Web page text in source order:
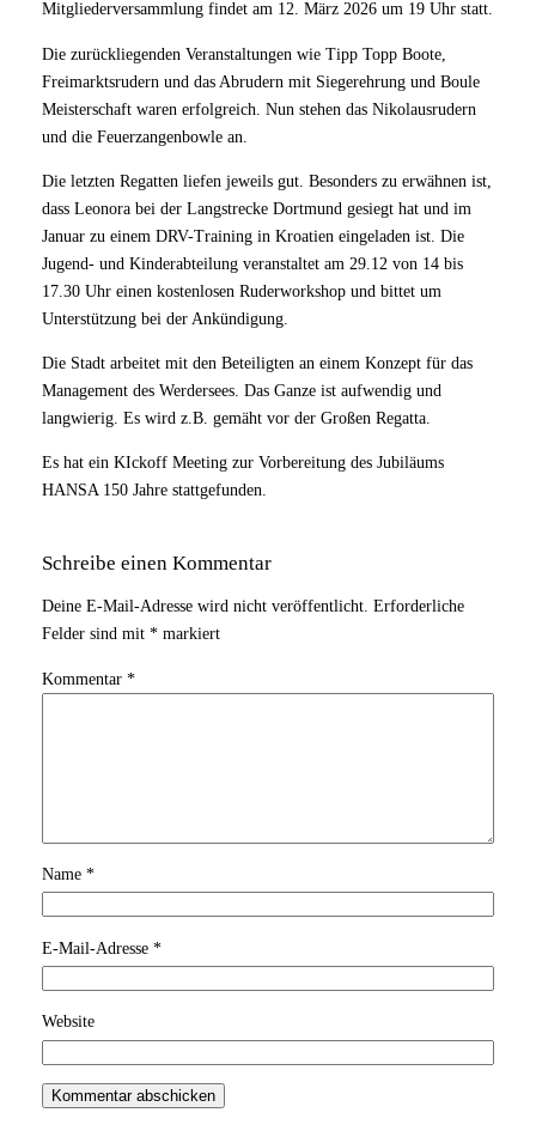
Mitgliederversammlung findet am 12. März 2026 um 19 Uhr statt.
Die zurückliegenden Veranstaltungen wie Tipp Topp Boote,
Freimarktsrudern und das Abrudern mit Siegerehrung und Boule
Meisterschaft waren erfolgreich. Nun stehen das Nikolausrudern
und die Feuerzangenbowle an.
Die letzten Regatten liefen jeweils gut. Besonders zu erwähnen ist,
dass Leonora bei der Langstrecke Dortmund gesiegt hat und im
Januar zu einem DRV-Training in Kroatien eingeladen ist. Die
Jugend- und Kinderabteilung veranstaltet am 29.12 von 14 bis
17.30 Uhr einen kostenlosen Ruderworkshop und bittet um
Unterstützung bei der Ankündigung.
Die Stadt arbeitet mit den Beteiligten an einem Konzept für das
Management des Werdersees. Das Ganze ist aufwendig und
langwierig. Es wird z.B. gemäht vor der Großen Regatta.
Es hat ein KIckoff Meeting zur Vorbereitung des Jubiläums
HANSA 150 Jahre stattgefunden.
Schreibe einen Kommentar
Deine E-Mail-Adresse wird nicht veröffentlicht. Erforderliche
Felder sind mit *markiert
Kommentar *
Name *
E-Mail-Adresse *
Website